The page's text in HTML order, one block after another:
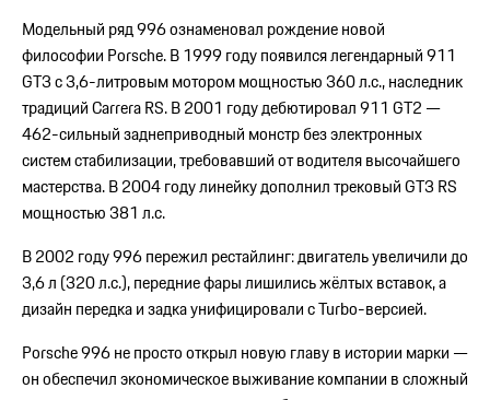
Модельный ряд 996 ознаменовал рождение новой
философии Porsche. В 1999 году появился легендарный 911
GT3 с 3,6-литровым мотором мощностью 360 л.с., наследник
традиций Carrera RS. В 2001 году дебютировал 911 GT2 —
462-сильный заднеприводный монстр без электронных
систем стабилизации, требовавший от водителя высочайшего
мастерства. В 2004 году линейку дополнил трековый GT3 RS
мощностью 381 л.с.
В 2002 году 996 пережил рестайлинг: двигатель увеличили до
3,6 л (320 л.с.), передние фары лишились жёлтых вставок, а
дизайн передка и задка унифицировали с Turbo-версией.
Porsche 996 не просто открыл новую главу в истории марки —
он обеспечил экономическое выживание компании в сложный